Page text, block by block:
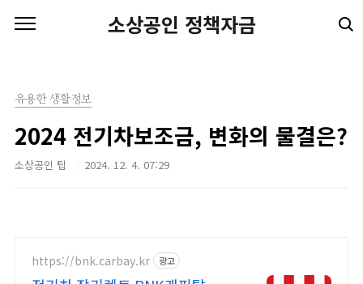
소상공인 정책자금
유용한 생활정보
2024 전기차보조금, 변화의 물결은?
소상공인 팁 2024. 12. 4. 07:29
https://bnk.carbay.kr 광고